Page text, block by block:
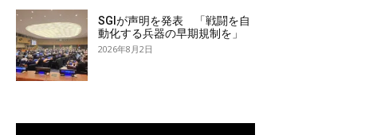
SGIが声明を発表 「戦闘を自
動化する兵器の早期規制を」
2026年8月2日